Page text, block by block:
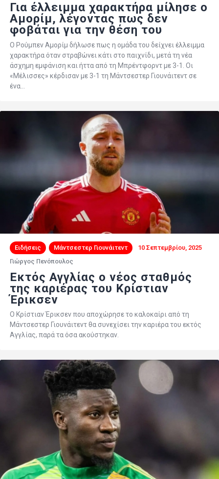
Για έλλειμμα χαρακτήρα μίλησε ο
Αμορίμ, λέγοντας πως δεν
φοβάται για την θέση του
Ο Ρούμπεν Αμορίμ δήλωσε πως η ομάδα του δείχνει έλλειμμα
χαρακτήρα όταν στραβώνει κάτι στο παιχνίδι, μετά τη νέα
άσχημη εμφάνιση και ήττα από τη Μπρέντφορντ με 3-1. Οι
«Μέλισσες» κέρδισαν με 3-1 τη Μάντσεστερ Γιουνάιτεντ σε
ένα…
Ειδήσεις Μάντσεστερ Γιουνάιτεντ
10 Σεπτεμβρίου, 2025
Γιώργος Πενόπουλος
Εκτός Αγγλίας ο νέος σταθμός
της καριέρας του Κρίστιαν
Έρικσεν
Ο Κρίστιαν Έρικσεν που αποχώρησε το καλοκαίρι από τη
Μάντσεστερ Γιουνάιτεντ θα συνεχίσει την καριέρα του εκτός
Αγγλίας, παρά τα όσα ακούστηκαν.